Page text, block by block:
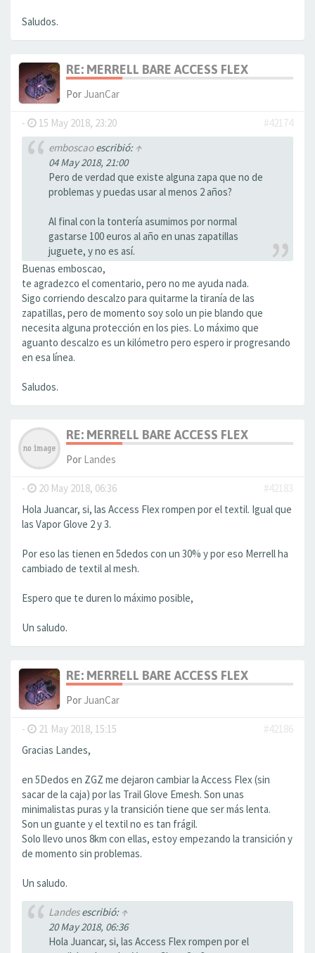
Saludos.
RE: MERRELL BARE ACCESS FLEX
Por JuanCar
- 15 May 2018, 23:20
#42174
emboscaoescribió: ↑
04 May 2018, 21:00
Pero de verdad que existe alguna zapa que no de
problemas y puedas usar al menos 2 años?
Al final con la tontería asumimos por normal
gastarse 100 euros al año en unas zapatillas
juguete, y no es así.
Buenas emboscao,
te agradezco el comentario, pero no me ayuda nada.
Sigo corriendo descalzo para quitarme la tiranía de las
zapatillas, pero de momento soy solo un pie blando que
necesita alguna protección en los pies. Lo máximo que
aguanto descalzo es un kilómetro pero espero ir progresando
en esa línea.
Saludos.
RE: MERRELL BARE ACCESS FLEX
Por Landes
- 20 May 2018, 06:36
#42183
Hola Juancar, si, las Access Flex rompen por el textil. Igual que
las Vapor Glove 2 y 3.
Por eso las tienen en 5dedos con un 30% y por eso Merrell ha
cambiado de textil al mesh.
Espero que te duren lo máximo posible,
Un saludo.
RE: MERRELL BARE ACCESS FLEX
Por JuanCar
- 21 May 2018, 15:15
#42186
Gracias Landes,
en 5Dedos en ZGZ me dejaron cambiar la Access Flex (sin
sacar de la caja) por las Trail Glove Emesh. Son unas
minimalistas puras y la transición tiene que ser más lenta.
Son un guante y el textil no es tan frágil.
Solo llevo unos 8km con ellas, estoy empezando la transición y
de momento sin problemas.
Un saludo.
Landesescribió: ↑
20 May 2018, 06:36
Hola Juancar, si, las Access Flex rompen por el